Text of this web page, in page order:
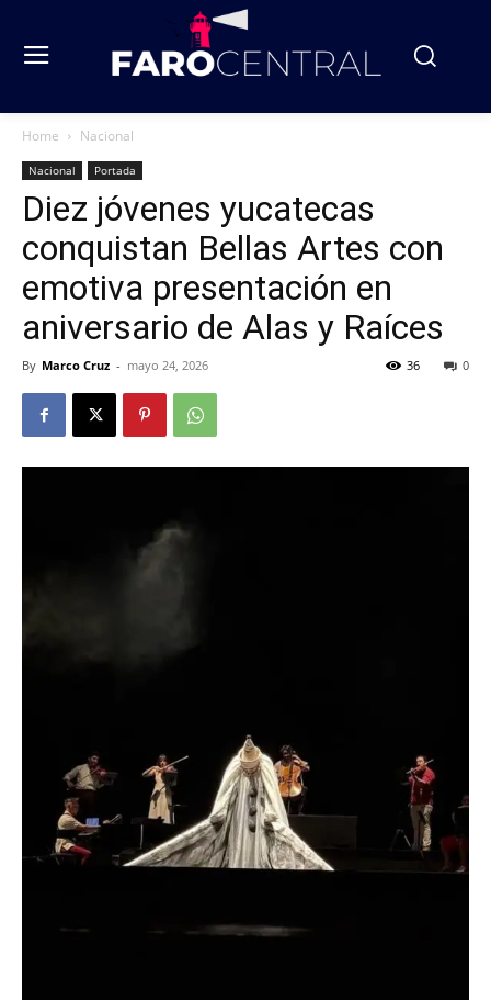
Home Nacional
Nacional Portada
Diez jóvenes yucatecas
conquistan Bellas Artes con
emotiva presentación en
aniversario de Alas y Raíces
By Marco Cruz - mayo 24, 2026 0
36